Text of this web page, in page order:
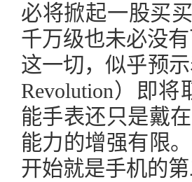
必将掀起一股买
千万级也未必没有
这一切，似乎预
Revolution）即
能手表还只是戴
能力的增强有限
开始就是手机的